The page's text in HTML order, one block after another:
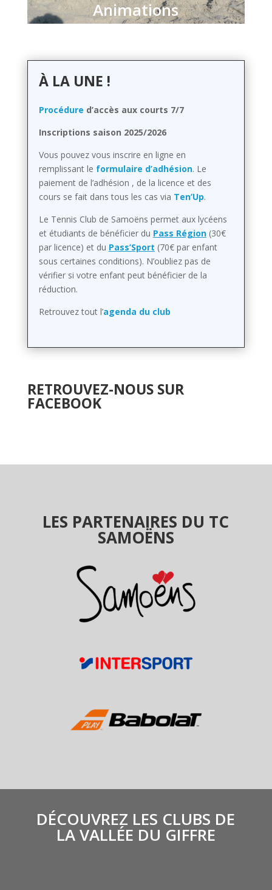
Animations
À LA UNE !
Procédure d’accès aux courts 7/7
Inscriptions saison 2025/2026
Vous pouvez vous inscrire en ligne en
remplissant le formulaire d’adhésion. Le
paiement de l’adhésion , de la licence et des
cours se fait dans tous les cas via Ten’Up.
Le Tennis Club de Samoëns permet aux lycéens
et étudiants de bénéficier du Pass Région(30€
par licence) et du Pass’Sport (70€ par enfant
sous certaines conditions). N’oubliez pas de
vérifier si votre enfant peut bénéficier de la
réduction.
Retrouvez tout l’agenda du club
RETROUVEZ-NOUS SUR
FACEBOOK
LES PARTENAIRES DU TC
SAMOËNS
DÉCOUVREZ LES CLUBS DE
LA VALLÉE DU GIFFRE